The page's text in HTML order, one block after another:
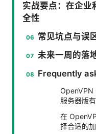
实战要点：在企业
全性
常见坑点与误
未来一周的落
Frequently
OpenVPN
服务器版
在
择合适的